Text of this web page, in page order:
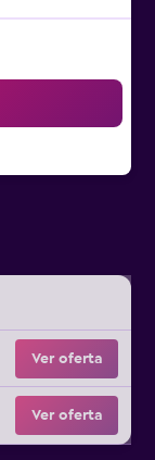
Ver oferta
Ver oferta